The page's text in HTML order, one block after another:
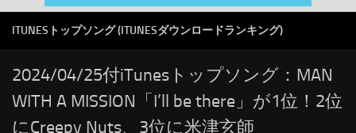
RSS
LINKS
ITUNESトップソング (ITUNESダウンロードランキング)
2024/04/25付iTunesトップソング：MAN
WITH A MISSION「I’ll be there」が1位！2位
にCreepy Nuts、3位に米津玄師